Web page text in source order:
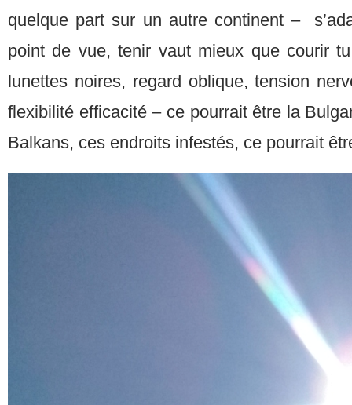
quelque part sur un autre continent –
point de vue, tenir vaut mieux que courir
lunettes noires, regard oblique, tension
flexibilité efficacité – ce pourrait être la
Balkans, ces endroits infestés, ce pourrait